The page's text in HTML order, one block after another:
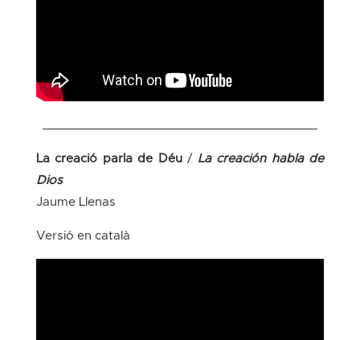
La creació parla de Déu/ La creación habla de
Dios
Jaume Llenas
Versió en català